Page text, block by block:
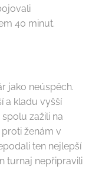
40 minut.
jako neúspěch.
a kladu vyšší
zažili na
ženám v
ten nejlepší
turnaj nepřipravili